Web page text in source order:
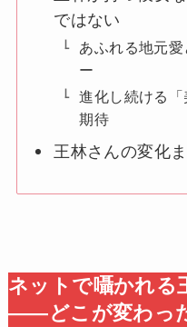
ではない
あふれる地元
ー
進化し続ける
期待
王林さんの変化
ネットで囁かれる
——どこが変わっ